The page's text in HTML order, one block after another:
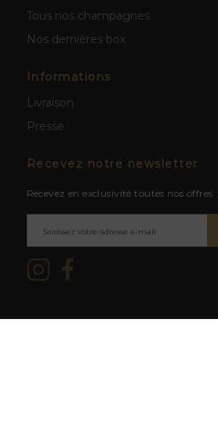
Tous nos champagnes
Nos dernières box
Informations
Livraison
Presse
Recevez notre newsletter
Recevez en exclusivité toutes nos offres :